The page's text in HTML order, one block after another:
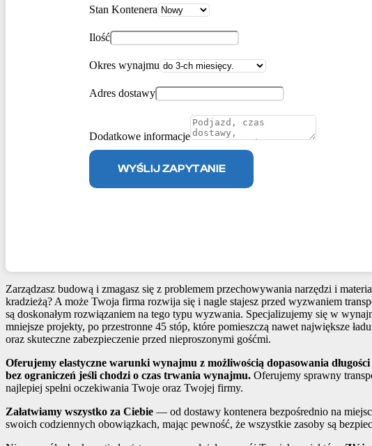
Stan Kontenera
Ilość
Okres wynajmu
Adres dostawy
Dodatkowe informacje
WYŚLIJ ZAPYTANIE
Zarządzasz budową i zmagasz się z problemem przechowywania narzędzi i
kradzieżą? A może Twoja firma rozwija się i nagle stajesz przed wyzwaniem
są doskonałym rozwiązaniem na tego typu wyzwania. Specjalizujemy się w
mniejsze projekty, po przestronne 45 stóp, które pomieszczą nawet największe
oraz skuteczne zabezpieczenie przed nieproszonymi gośćmi.
Oferujemy elastyczne warunki wynajmu z możliwością dopasowania
bez ograniczeń jeśli chodzi o czas trwania wynajmu. Oferujemy sprawny
najlepiej spełni oczekiwania Twoje oraz Twojej firmy.
Załatwiamy wszystko za Ciebie — od dostawy kontenera bezpośrednio na
swoich codziennych obowiązkach, mając pewność, że wszystkie zasoby są